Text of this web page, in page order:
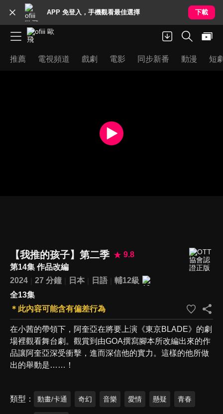
APP 免登入，手機觀看最佳選擇 下載
推薦 電視頻道 戲劇 電影 同步新番 動漫 短
【我推的孩子】第二季
9.8
第14集 作品改編
2024
27 分鐘 日本 日語
輔12級
全13集
＊此內容可能含有偏差行為
在小茜的帶領下，阿奎亞在將要上演《東京BLADE》的劇
場裡觀看舞台劇。觀賞到由GOA撰寫腳本所改編出來的作
品讓阿奎亞深受衝擊，進而深信他的實力。這樣的他所做
出的舉動是……！
類型 動畫/卡通 奇幻 音樂 愛情 懸疑 青春